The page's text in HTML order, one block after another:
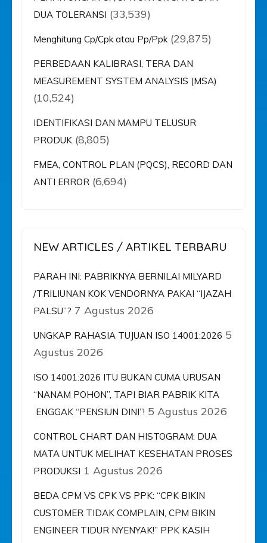
DUA TOLERANSI (33,539)
Menghitung Cp/Cpk atau Pp/Ppk (29,875)
PERBEDAAN KALIBRASI, TERA DAN
MEASUREMENT SYSTEM ANALYSIS (MSA)
(10,524)
IDENTIFIKASI DAN MAMPU TELUSUR
PRODUK (8,805)
FMEA, CONTROL PLAN (PQCS), RECORD DAN
ANTI ERROR (6,694)
NEW ARTICLES / ARTIKEL TERBARU
PARAH INI: PABRIKNYA BERNILAI MILYARD
/TRILIUNAN KOK VENDORNYA PAKAI “IJAZAH
PALSU”? 7 Agustus 2026
UNGKAP RAHASIA TUJUAN ISO 14001:2026 5
Agustus 2026
ISO 14001:2026 ITU BUKAN CUMA URUSAN
“NANAM POHON”, TAPI BIAR PABRIK KITA
ENGGAK “PENSIUN DINI”! 5 Agustus 2026
CONTROL CHART DAN HISTOGRAM: DUA
MATA UNTUK MELIHAT KESEHATAN PROSES
PRODUKSI 1 Agustus 2026
BEDA CPM VS CPK VS PPK: “CPK BIKIN
CUSTOMER TIDAK COMPLAIN, CPM BIKIN
ENGINEER TIDUR NYENYAK!” PPK KASIH